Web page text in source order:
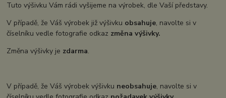
Tuto výšivku Vám rádi vyšijeme na výrobek, dle Vaší představy.
V případě, že Váš výrobek již výšivku obsahuje, navolte si v
číselníku vedle fotografie odkaz změna výšivky.
Změna výšivky je zdarma.
V případě, že Váš výrobek výšivku neobsahuje, navolte si v